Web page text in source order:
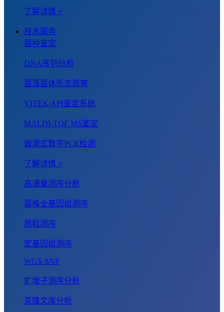
了解详情 +
技术服务
菌种鉴定
DNA序列分析
菌落菌体形态观察
VITEK/API鉴定系统
MALDI-TOF MS鉴定
微滴式数字PCR检测
了解详情 +
高通量测序分析
菌株全基因组测序
质粒测序
宏基因组测序
WGS-SNP
扩增子测序分析
克隆文库分析